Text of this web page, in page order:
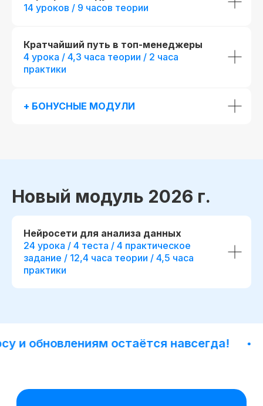
14 уроков / 9 часов теории
Кратчайший путь в топ-менеджеры
4 урока / 4,3 часа теории / 2 часа
практики
+ БОНУСНЫЕ МОДУЛИ
Новый модуль 2026 г.
Нейросети для анализа данных
24 урока / 4 теста / 4 практическое
задание / 12,4 часа теории / 4,5 часа
практики
обновлениям остаётся навсегда!